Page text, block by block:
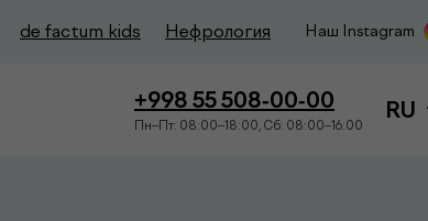
de factum kids Нефрология Наш Instagram
+998 55 508-00-00 RU
Пн–Пт: 08:00–18:00, Сб: 08:00–16:00